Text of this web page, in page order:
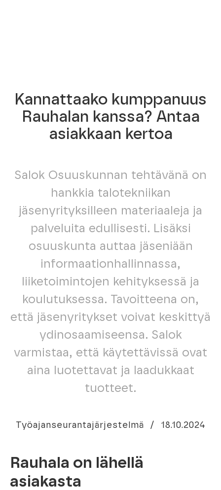
Kannattaako kumppanuus
Rauhalan kanssa? Antaa
asiakkaan kertoa
Salok Osuuskunnan tehtävänä on
hankkia talotekniikan
jäsenyrityksilleen materiaaleja ja
palveluita edullisesti. Lisäksi
osuuskunta auttaa jäseniään
informaationhallinnassa,
liiketoimintojen kehityksessä ja
koulutuksessa. Tavoitteena on,
että jäsenyritykset voivat keskittyä
ydinosaamiseensa. Salok
varmistaa, että käytettävissä ovat
aina luotettavat ja laadukkaat
tuotteet.
Työajanseurantajärjestelmä / 18.10.2024
Rauhala on lähellä
asiakasta